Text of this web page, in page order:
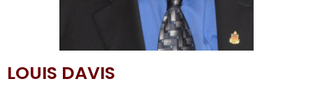
LOUIS DAVIS